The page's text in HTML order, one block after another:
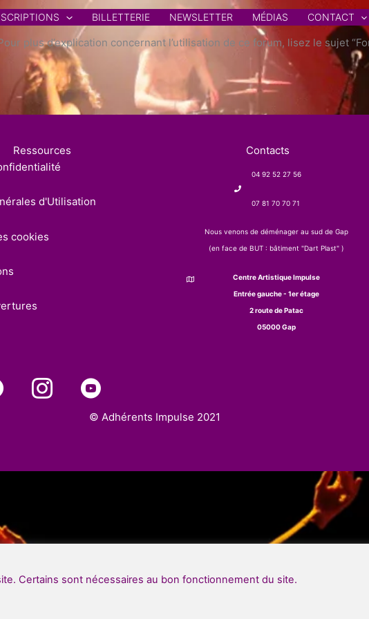
BILLETTERIE NEWSLETTER MÉDIAS CONTACT
plus d’explication concernant l’utilisation de ce forum, lisez le sujet
Ressources
d'Utilisation
cookies
Contacts
04 92 52 27 56
07 81 70 70 71
Nous venons de déménager au sud de Gap
(en face de BUT : bâtiment "Dart Plast" )
Centre Artistique Impulse
Entrée gauche - 1er étage
2 route de Patac
05000 Gap
© Adhérents Impulse 2021
Certains sont nécessaires au bon fonctionnement du site.